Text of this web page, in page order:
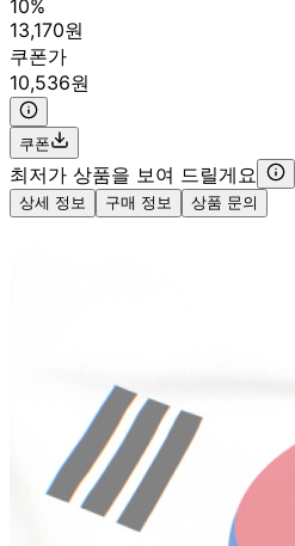
10%
13,170원
쿠폰가
10,536원
쿠폰
최저가 상품을 보여 드릴게요
상세 정보 구매 정보 상품 문의